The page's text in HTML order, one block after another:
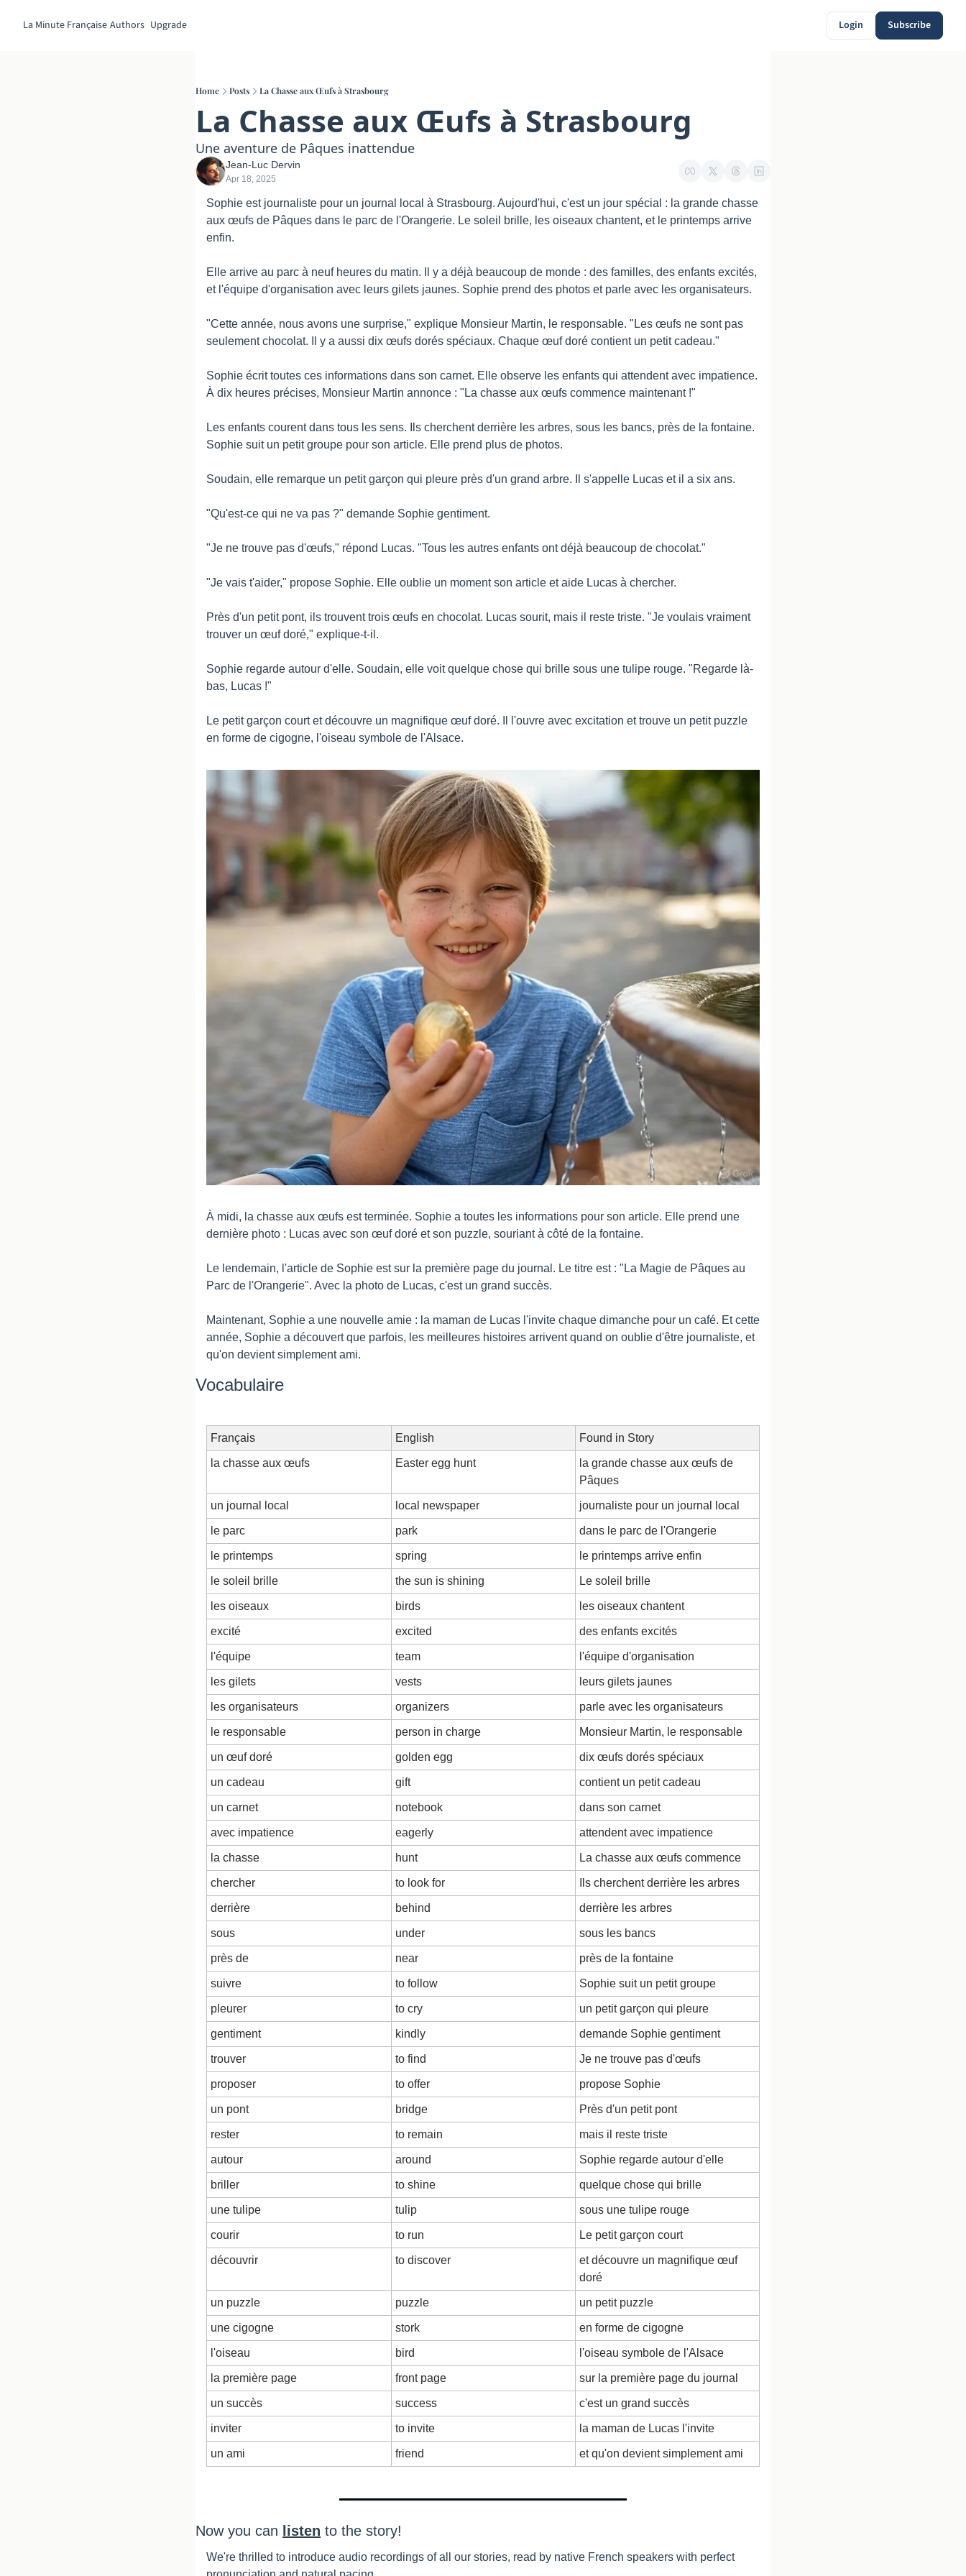
La Minute Française Authors Upgrade Login Subscribe
Home Posts La Chasse aux Œufs à Strasbourg
La Chasse aux Œufs à Strasbourg
Une aventure de Pâques inattendue
Jean-Luc Dervin
Apr 18, 2025
Sophie est journaliste pour un journal local à Strasbourg. Aujourd'hui, c'est un jour spécial : la grande chasse
aux œufs de Pâques dans le parc de l'Orangerie. Le soleil brille, les oiseaux chantent, et le printemps arrive
enfin.
Elle arrive au parc à neuf heures du matin. Il y a déjà beaucoup de monde : des familles, des enfants excités,
et l'équipe d'organisation avec leurs gilets jaunes. Sophie prend des photos et parle avec les organisateurs.
"Cette année, nous avons une surprise," explique Monsieur Martin, le responsable. "Les œufs ne sont pas
seulement chocolat. Il y a aussi dix œufs dorés spéciaux. Chaque œuf doré contient un petit cadeau."
Sophie écrit toutes ces informations dans son carnet. Elle observe les enfants qui attendent avec impatience.
À dix heures précises, Monsieur Martin annonce : "La chasse aux œufs commence maintenant !"
Les enfants courent dans tous les sens. Ils cherchent derrière les arbres, sous les bancs, près de la fontaine.
Sophie suit un petit groupe pour son article. Elle prend plus de photos.
Soudain, elle remarque un petit garçon qui pleure près d'un grand arbre. Il s'appelle Lucas et il a six ans.
"Qu'est-ce qui ne va pas ?" demande Sophie gentiment.
"Je ne trouve pas d'œufs," répond Lucas. "Tous les autres enfants ont déjà beaucoup de chocolat."
"Je vais t'aider," propose Sophie. Elle oublie un moment son article et aide Lucas à chercher.
Près d'un petit pont, ils trouvent trois œufs en chocolat. Lucas sourit, mais il reste triste. "Je voulais vraiment
trouver un œuf doré," explique-t-il.
Sophie regarde autour d'elle. Soudain, elle voit quelque chose qui brille sous une tulipe rouge. "Regarde là-
bas, Lucas !"
Le petit garçon court et découvre un magnifique œuf doré. Il l'ouvre avec excitation et trouve un petit puzzle
en forme de cigogne, l'oiseau symbole de l'Alsace.
À midi, la chasse aux œufs est terminée. Sophie a toutes les informations pour son article. Elle prend une
dernière photo : Lucas avec son œuf doré et son puzzle, souriant à côté de la fontaine.
Le lendemain, l'article de Sophie est sur la première page du journal. Le titre est : "La Magie de Pâques au
Parc de l'Orangerie". Avec la photo de Lucas, c'est un grand succès.
Maintenant, Sophie a une nouvelle amie : la maman de Lucas l'invite chaque dimanche pour un café. Et cette
année, Sophie a découvert que parfois, les meilleures histoires arrivent quand on oublie d'être journaliste, et
qu'on devient simplement ami.
Vocabulaire
Français English Found in Story
la chasse aux œufs Easter egg hunt
la grande chasse aux œufs de
Pâques
un journal local local newspaper journaliste pour un journal local
le parc park dans le parc de l'Orangerie
le printemps spring le printemps arrive enfin
le soleil brille the sun is shining Le soleil brille
les oiseaux birds les oiseaux chantent
excité excited des enfants excités
l'équipe team l'équipe d'organisation
les gilets vests leurs gilets jaunes
les organisateurs organizers parle avec les organisateurs
le responsable person in charge Monsieur Martin, le responsable
un œuf doré golden egg dix œufs dorés spéciaux
un cadeau gift contient un petit cadeau
un carnet notebook dans son carnet
avec impatience eagerly attendent avec impatience
la chasse hunt La chasse aux œufs commence
chercher to look for Ils cherchent derrière les arbres
derrière behind derrière les arbres
sous under sous les bancs
près de near près de la fontaine
suivre to follow Sophie suit un petit groupe
pleurer to cry un petit garçon qui pleure
gentiment kindly demande Sophie gentiment
trouver to find Je ne trouve pas d'œufs
proposer to offer propose Sophie
un pont bridge Près d'un petit pont
rester to remain mais il reste triste
autour around Sophie regarde autour d'elle
briller to shine quelque chose qui brille
une tulipe tulip sous une tulipe rouge
courir to run Le petit garçon court
découvrir to discover
et découvre un magnifique œuf
doré
un puzzle puzzle un petit puzzle
une cigogne stork en forme de cigogne
l'oiseau bird l'oiseau symbole de l'Alsace
la première page front page sur la première page du journal
un succès success c'est un grand succès
inviter to invite la maman de Lucas l'invite
un ami friend et qu'on devient simplement ami
Now you can listen to the story!
We're thrilled to introduce audio recordings of all our stories, read by native French speakers with perfect